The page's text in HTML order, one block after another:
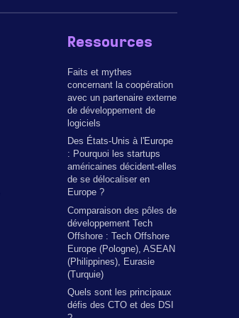
Ressources
Faits et mythes
concernant la coopération
avec un partenaire externe
de développement de
logiciels
Des États-Unis à l'Europe
: Pourquoi les startups
américaines décident-elles
de se délocaliser en
Europe ?
Comparaison des pôles de
développement Tech
Offshore : Tech Offshore
Europe (Pologne), ASEAN
(Philippines), Eurasie
(Turquie)
Quels sont les principaux
défis des CTO et des DSI